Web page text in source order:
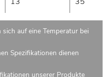
auf eine Temperatur bei
Spezifikationen dienen
unserer Produkte